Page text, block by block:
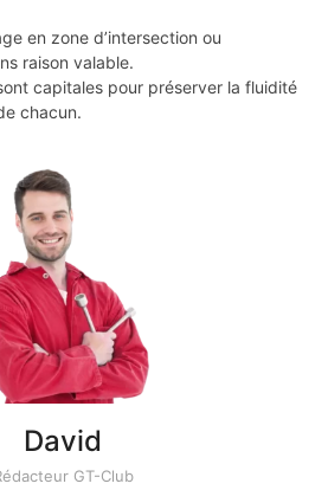
en zone d’intersection ou
raison valable.
capitales pour préserver la fluidité
chacun.
David
GT-Club